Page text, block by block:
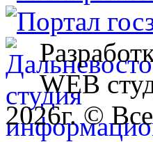
WEB
2026г. ©